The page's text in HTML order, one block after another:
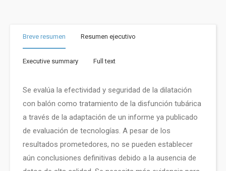
Breve resumen Resumen ejecutivo
Executive summary Full text
Se evalúa la efectividad y seguridad de la dilatación
con balón como tratamiento de la disfunción tubárica
a través de la adaptación de un informe ya publicado
de evaluación de tecnologías. A pesar de los
resultados prometedores, no se pueden establecer
aún conclusiones definitivas debido a la ausencia de